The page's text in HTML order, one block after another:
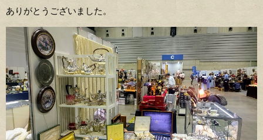
ありがとうございました。